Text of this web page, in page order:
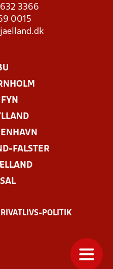
3366
0015
FALSTER
POLITIK